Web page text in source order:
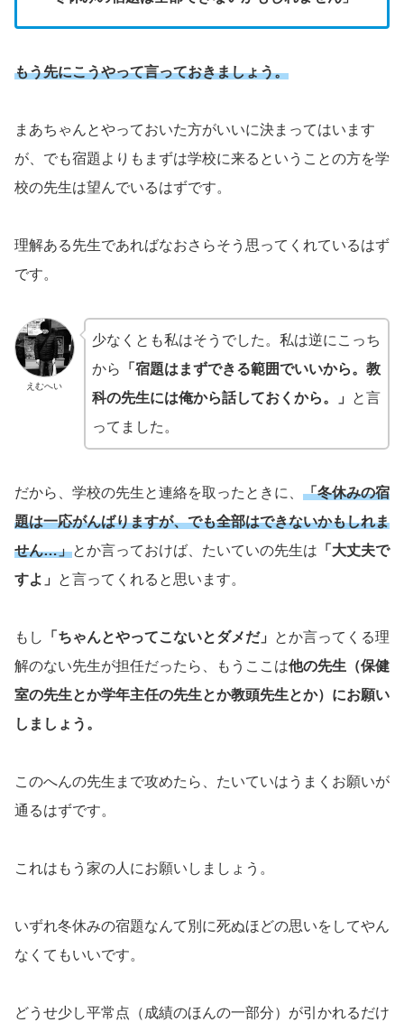
もう先にこうやって言っておきましょう。
まあちゃんとやっておいた方がいいに決まってはいます
が、でも宿題よりもまずは学校に来るということの方を学
校の先生は望んでいるはずです。
理解ある先生であればなおさらそう思ってくれているはず
です。
えむへい
少なくとも私はそうでした。私は逆にこっち
から 「宿題はまずできる範囲でいいから。教
科の先生には俺から話しておくから。」
と言
ってました。
だから、学校の先生と連絡を取ったときに、 「冬休みの宿
題は一応がんばりますが、でも全部はできないかもしれま
せん…」とか言っておけば、たいていの先生は 「大丈夫で
すよ」
と言ってくれると思います。
もし 「ちゃんとやってこないとダメだ」
とか言ってくる理
解のない先生が担任だったら、もうここは他の先生（保健
室の先生とか学年主任の先生とか教頭先生とか）にお願い
しましょう。
このへんの先生まで攻めたら、たいていはうまくお願いが
通るはずです。
これはもう家の人にお願いしましょう。
いずれ冬休みの宿題なんて別に死ぬほどの思いをしてやん
なくてもいいです。
どうせ少し平常点（成績のほんの一部分）が引かれるだけ